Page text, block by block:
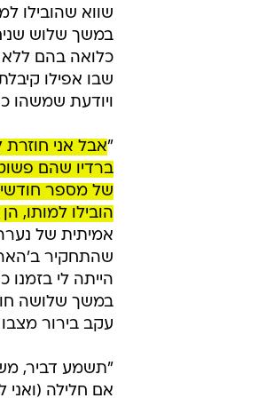
שווא שהובילו
כלואה בהם ללא
שבו אפילו
ויודעת שמשהו
"אבל אני
ברדיו שהם
של מספר
הובילו למותו,
אמיתית של
שהתחקיר
הייתה לי
במשך שלושה
עקב בירור
"תשמע דביר,
אם חלילה